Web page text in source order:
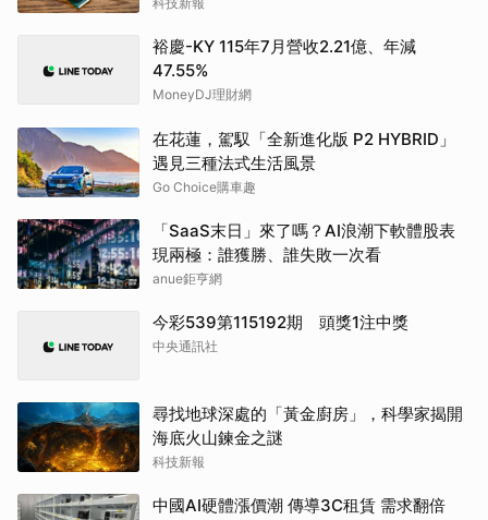
裕慶-KY 115年7月營收2.21億、年減
47.55%
MoneyDJ理財網
在花蓮，駕馭「全新進化版 P2 HYBRID」
遇見三種法式生活風景
Go Choice購車趣
「SaaS末日」來了嗎？AI浪潮下軟體股表
現兩極：誰獲勝、誰失敗一次看
anue鉅亨網
今彩539第115192期 頭獎1注中獎
中央通訊社
尋找地球深處的「黃金廚房」，科學家揭開
海底火山鍊金之謎
科技新報
中國AI硬體漲價潮 傳導3C租賃 需求翻倍